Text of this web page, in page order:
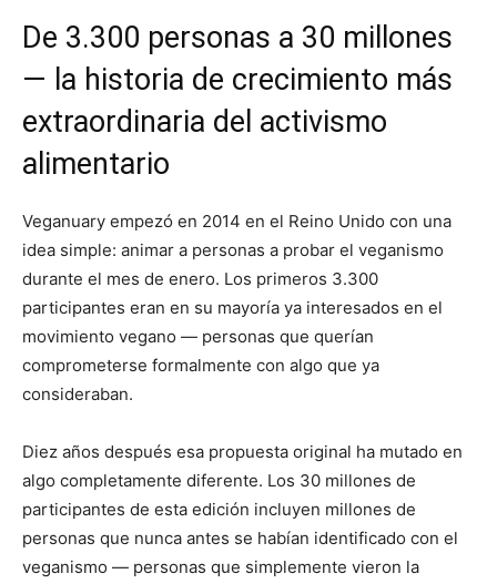
De 3.300 personas a 30 millones
— la historia de crecimiento más
extraordinaria del activismo
alimentario
Veganuary empezó en 2014 en el Reino Unido con una
idea simple: animar a personas a probar el veganismo
durante el mes de enero. Los primeros 3.300
participantes eran en su mayoría ya interesados en el
movimiento vegano — personas que querían
comprometerse formalmente con algo que ya
consideraban.
Diez años después esa propuesta original ha mutado en
algo completamente diferente. Los 30 millones de
participantes de esta edición incluyen millones de
personas que nunca antes se habían identificado con el
veganismo — personas que simplemente vieron la